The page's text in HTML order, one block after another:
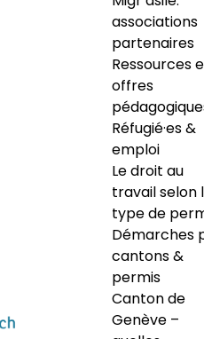
associations
partenaires
Ressources
offres
Réfugié·es &
emploi
Le droit au
travail selon
type de
Démarches
cantons &
permis
Canton de
Genève –